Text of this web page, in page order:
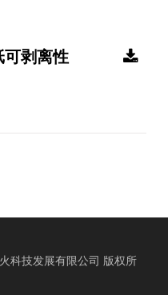
可剥离性
科技发展有限公司 版权所